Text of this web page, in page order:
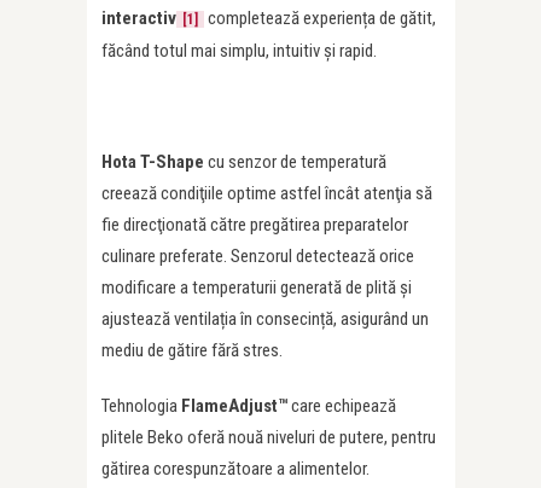
interactiv [1]
completează experiența de gătit,
făcând totul mai simplu, intuitiv și rapid.
Hota T-Shape cu senzor de temperatură
creează condiţiile optime astfel încât atenţia să
fie direcţionată către pregătirea preparatelor
culinare preferate. Senzorul detectează orice
modificare a temperaturii generată de plită și
ajustează ventilația în consecință, asigurând un
mediu de gătire fără stres.
Tehnologia FlameAdjust™care echipează
plitele Beko oferă nouă niveluri de putere, pentru
gătirea corespunzătoare a alimentelor.